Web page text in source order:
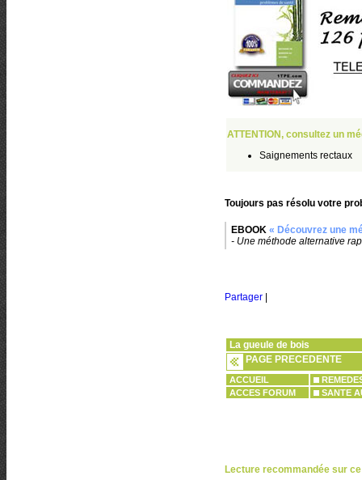
ATTENTION, consultez un
Saignements rectaux
Toujours pas résolu votre
EBOOK « Découvrez une
- Une méthode alternative
Partager
La gueule de bois
PAGE PRECEDENTE
ACCUEIL
ACCES FORUM
SANTE
Lecture recommandée sur